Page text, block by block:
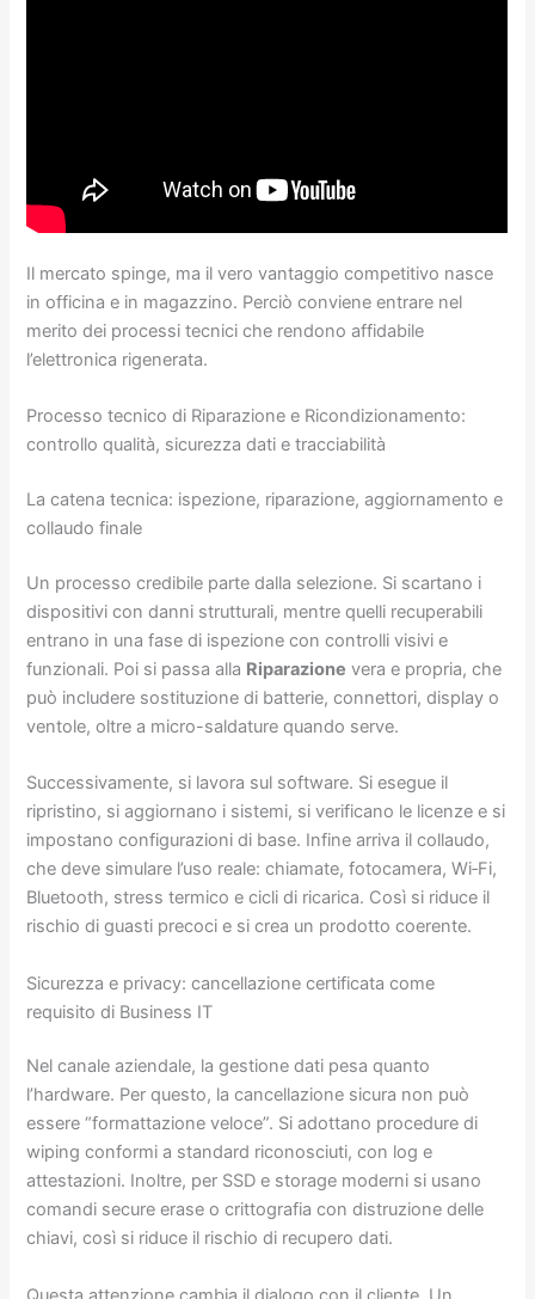
Il mercato spinge, ma il vero vantaggio competitivo nasce
in officina e in magazzino. Perciò conviene entrare nel
merito dei processi tecnici che rendono affidabile
l’elettronica rigenerata.
Processo tecnico di Riparazione e Ricondizionamento:
controllo qualità, sicurezza dati e tracciabilità
La catena tecnica: ispezione, riparazione, aggiornamento e
collaudo finale
Un processo credibile parte dalla selezione. Si scartano i
dispositivi con danni strutturali, mentre quelli recuperabili
entrano in una fase di ispezione con controlli visivi e
funzionali. Poi si passa alla Riparazione vera e propria, che
può includere sostituzione di batterie, connettori, display o
ventole, oltre a micro-saldature quando serve.
Successivamente, si lavora sul software. Si esegue il
ripristino, si aggiornano i sistemi, si verificano le licenze e si
impostano configurazioni di base. Infine arriva il collaudo,
che deve simulare l’uso reale: chiamate, fotocamera, Wi‑Fi,
Bluetooth, stress termico e cicli di ricarica. Così si riduce il
rischio di guasti precoci e si crea un prodotto coerente.
Sicurezza e privacy: cancellazione certificata come
requisito di Business IT
Nel canale aziendale, la gestione dati pesa quanto
l’hardware. Per questo, la cancellazione sicura non può
essere “formattazione veloce”. Si adottano procedure di
wiping conformi a standard riconosciuti, con log e
attestazioni. Inoltre, per SSD e storage moderni si usano
comandi secure erase o crittografia con distruzione delle
chiavi, così si riduce il rischio di recupero dati.